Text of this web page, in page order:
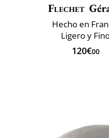
Flechet
Hecho en
Ligero y
120€00